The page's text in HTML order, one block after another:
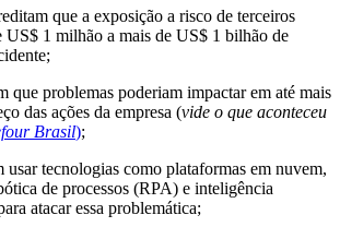
que a exposição a risco de terceiros
US$ 1 milhão a mais de US$ 1 bilhão de
que problemas poderiam impactar em até mais
das ações da empresa (vide o que aconteceu
Brasil);
usar tecnologias como plataformas em nuvem,
de processos (RPA) e inteligência
atacar essa problemática;